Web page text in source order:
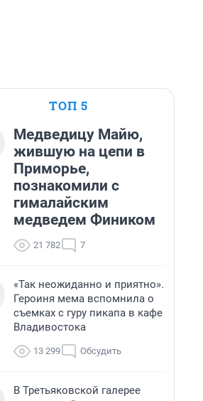
ТОП 5
Медведицу Майю,
жившую на цепи в
Приморье,
познакомили с
гималайским
медведем Фиником
21 782 7
«Так неожиданно и приятно».
Героиня мема вспомнила о
съемках с гуру пикапа в кафе
Владивостока
13 299 Обсудить
В Третьяковской галерее